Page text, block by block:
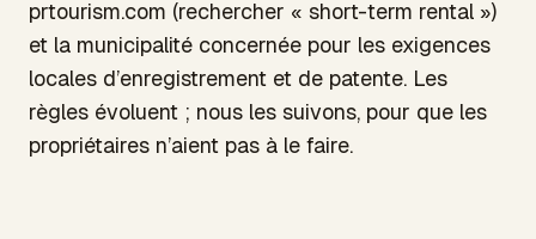
prtourism.com (rechercher « short-term rental »)
et la municipalité concernée pour les exigences
locales d’enregistrement et de patente. Les
règles évoluent ; nous les suivons, pour que les
propriétaires n’aient pas à le faire.